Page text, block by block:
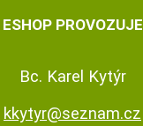
ESHOP PROVOZUJE
Bc. Karel Kytýr
kkytyr@seznam.cz